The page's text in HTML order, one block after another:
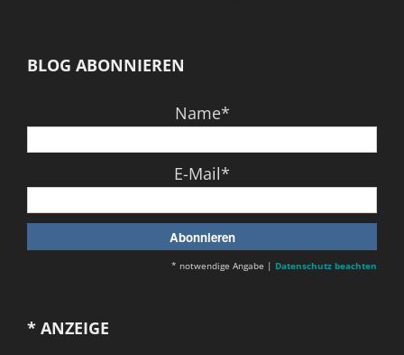
BLOG ABONNIEREN
Name*
E-Mail*
* notwendige Angabe | Datenschutz beachten
* ANZEIGE